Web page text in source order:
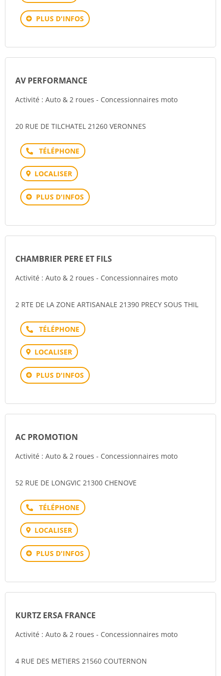
PLUS D'INFOS
AV PERFORMANCE
Activité : Auto & 2 roues - Concessionnaires moto
20 RUE DE TILCHATEL 21260 VERONNES
Téléphone
LOCALISER
PLUS D'INFOS
CHAMBRIER PERE ET FILS
Activité : Auto & 2 roues - Concessionnaires moto
2 RTE DE LA ZONE ARTISANALE 21390 PRECY SOUS THIL
Téléphone
LOCALISER
PLUS D'INFOS
AC PROMOTION
Activité : Auto & 2 roues - Concessionnaires moto
52 RUE DE LONGVIC 21300 CHENOVE
Téléphone
LOCALISER
PLUS D'INFOS
KURTZ ERSA FRANCE
Activité : Auto & 2 roues - Concessionnaires moto
4 RUE DES METIERS 21560 COUTERNON